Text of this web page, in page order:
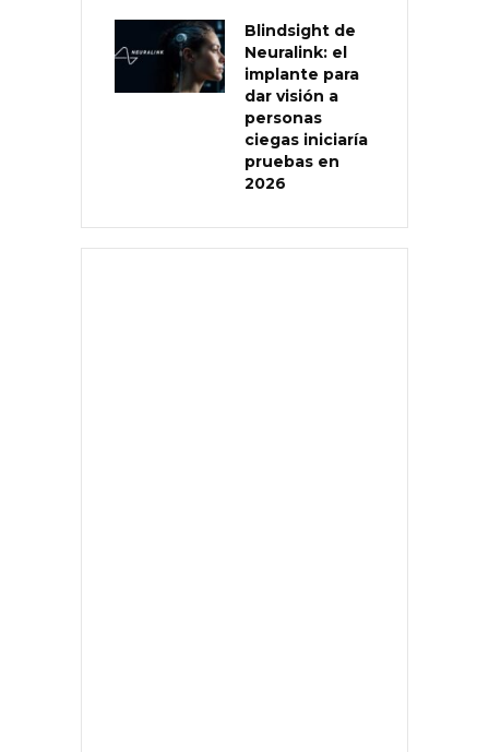
Blindsight de
Neuralink: el
implante para
dar visión a
personas
ciegas iniciaría
pruebas en
2026